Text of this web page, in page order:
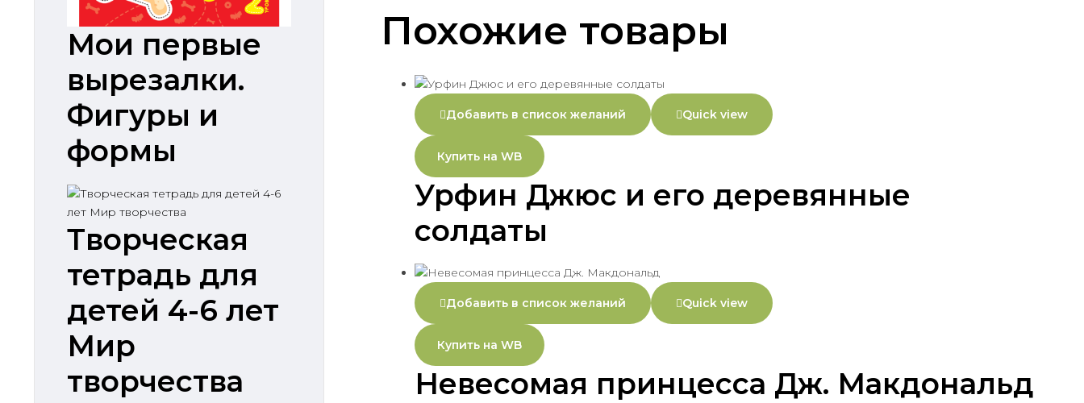
Похожие товары
Добавить в список желаний Quick view
Купить на WB
Урфин Джюс и его деревянные
солдаты
Добавить в список желаний Quick view
Купить на WB
Невесомая принцесса Дж. Макдональд
Мои первые
вырезалки.
Фигуры и
формы
Творческая
тетрадь для
детей 4-6 лет
Мир
творчества